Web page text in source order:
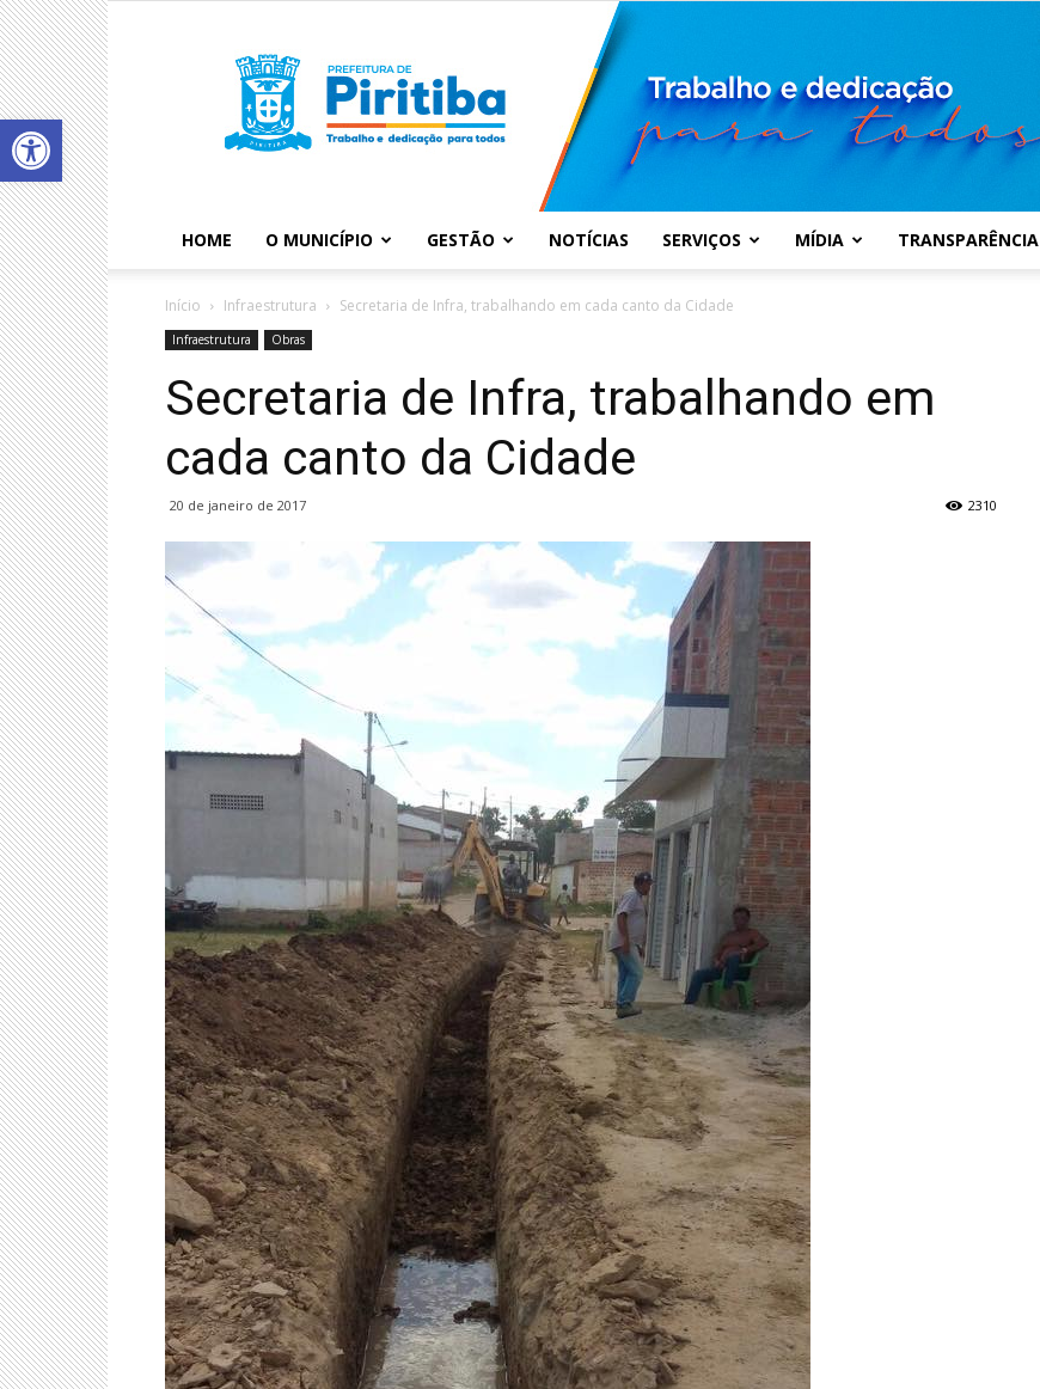
Abrir a barra de ferramentas
Piritiba
HOME O MUNICÍPIO GESTÃO NOTÍCIAS SERVIÇOS MÍDIA TRANSPARÊNCIA
Início Infraestrutura Secretaria de Infra, trabalhando em cada canto da Cidade
Infraestrutura Obras
Secretaria de Infra, trabalhando em
cada canto da Cidade
20 de janeiro de 2017 2310